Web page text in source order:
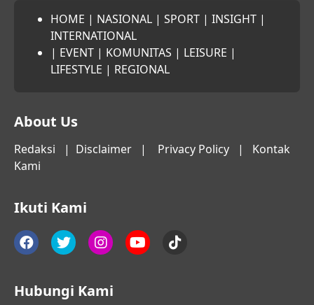
HOME | NASIONAL | SPORT | INSIGHT |
INTERNATIONAL
| EVENT | KOMUNITAS | LEISURE |
LIFESTYLE | REGIONAL
About Us
Redaksi | Disclaimer | Privacy Policy | Kontak
Kami
Ikuti Kami
Hubungi Kami